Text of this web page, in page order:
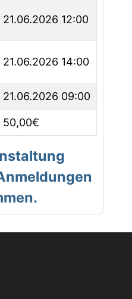
21.06.2026 12:00
21.06.2026 14:00
21.06.2026 09:00
50,00€